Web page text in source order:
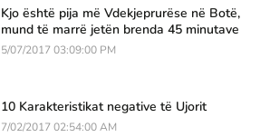
Kjo është pija më Vdekjeprurëse në Botë,
mund të marrë jetën brenda 45 minutave
5/07/2017 03:09:00 PM
10 Karakteristikat negative të Ujorit
7/02/2017 02:54:00 AM